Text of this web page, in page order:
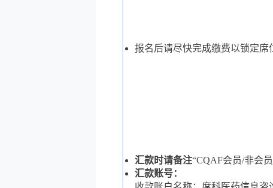
报名后请尽快完成缴费以锁定席
汇款时请备注“CQAF会员/非会
汇款账号：